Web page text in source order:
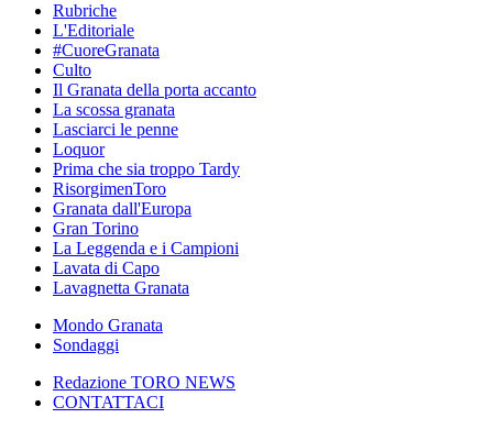
Rubriche
L'Editoriale
#CuoreGranata
Culto
Il Granata della porta accanto
La scossa granata
Lasciarci le penne
Loquor
Prima che sia troppo Tardy
RisorgimenToro
Granata dall'Europa
Gran Torino
La Leggenda e i Campioni
Lavata di Capo
Lavagnetta Granata
Mondo Granata
Sondaggi
Redazione TORO NEWS
CONTATTACI